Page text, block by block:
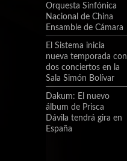
Orquesta Sinfónica
Nacional de China
Ensamble de Cámara
El Sistema inicia
nueva temporada con
dos conciertos en la
Sala Simón Bolívar
Dakum: El nuevo
álbum de Prisca
Dávila tendrá gira en
España